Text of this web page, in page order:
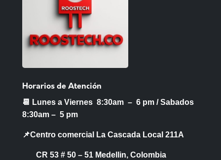
Horarios de Atención
📆 Lunes a Viernes 8:30am – 6 pm /Sabados
8:30am – 5 pm
📌Centro comercial La Cascada Local 211A
CR 53 # 50 – 51 Medellin, Colombia